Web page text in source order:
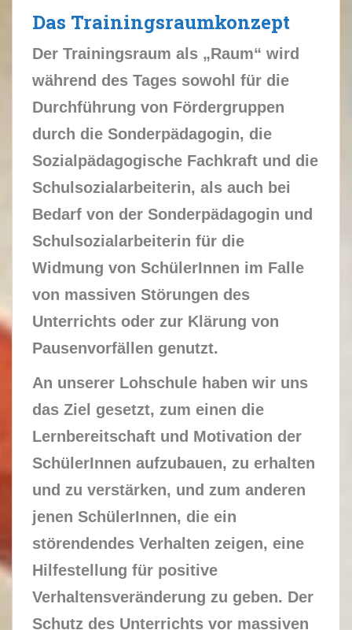
Das Trainingsraumkonzept
Der Trainingsraum als „Raum“ wird
während des Tages sowohl für die
Durchführung von Fördergruppen
durch die Sonderpädagogin, die
Sozialpädagogische Fachkraft und die
Schulsozialarbeiterin, als auch bei
Bedarf von der Sonderpädagogin und
Schulsozialarbeiterin für die
Widmung von SchülerInnen im Falle
von massiven Störungen des
Unterrichts oder zur Klärung von
Pausenvorfällen genutzt.
An unserer Lohschule haben wir uns
das Ziel gesetzt, zum einen die
Lernbereitschaft und Motivation der
SchülerInnen aufzubauen, zu erhalten
und zu verstärken, und zum anderen
jenen SchülerInnen, die ein
störendendes Verhalten zeigen, eine
Hilfestellung für positive
Verhaltensveränderung zu geben. Der
Schutz des Unterrichts vor massiven